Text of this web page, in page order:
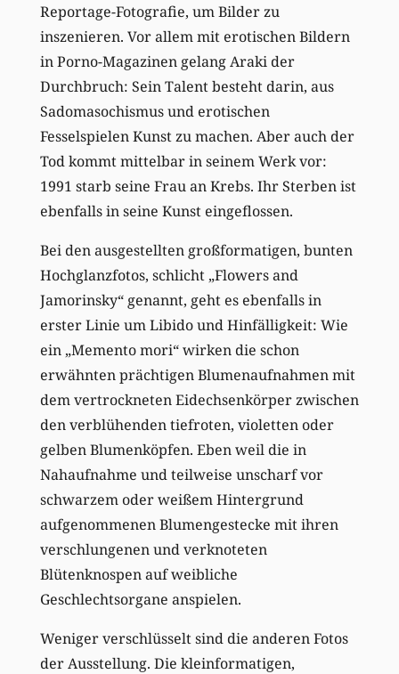
Reportage-Fotografie, um Bilder zu
inszenieren. Vor allem mit erotischen Bildern
in Porno-Magazinen gelang Araki der
Durchbruch: Sein Talent besteht darin, aus
Sadomasochismus und erotischen
Fesselspielen Kunst zu machen. Aber auch der
Tod kommt mittelbar in seinem Werk vor:
1991 starb seine Frau an Krebs. Ihr Sterben ist
ebenfalls in seine Kunst eingeflossen.
Bei den ausgestellten großformatigen, bunten
Hochglanzfotos, schlicht „Flowers and
Jamorinsky“ genannt, geht es ebenfalls in
erster Linie um Libido und Hinfälligkeit: Wie
ein „Memento mori“ wirken die schon
erwähnten prächtigen Blumenaufnahmen mit
dem vertrockneten Eidechsenkörper zwischen
den verblühenden tiefroten, violetten oder
gelben Blumenköpfen. Eben weil die in
Nahaufnahme und teilweise unscharf vor
schwarzem oder weißem Hintergrund
aufgenommenen Blumengestecke mit ihren
verschlungenen und verknoteten
Blütenknospen auf weibliche
Geschlechtsorgane anspielen.
Weniger verschlüsselt sind die anderen Fotos
der Ausstellung. Die kleinformatigen,